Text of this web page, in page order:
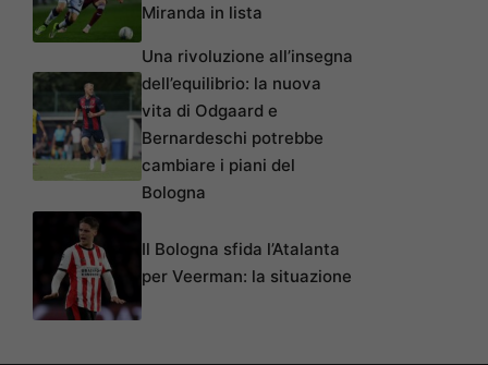
Miranda in lista
Una rivoluzione all’insegna
dell’equilibrio: la nuova
vita di Odgaard e
Bernardeschi potrebbe
cambiare i piani del
Bologna
Il Bologna sfida l’Atalanta
per Veerman: la situazione